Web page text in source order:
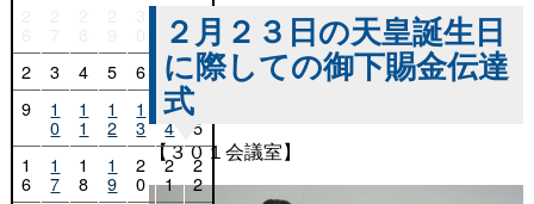
２月２３日の天皇誕生日
に際しての御下賜金伝達
式
【３０１会議室】
1
1
2 3 4 5 6 7
8
9
1
0
1
1
1
2
1
3
1
4
1
5
1
6
1
7
1
8
1
9
2
0
2
1
2
2